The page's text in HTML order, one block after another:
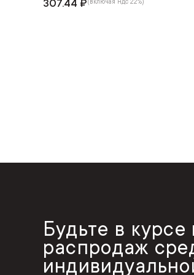
307.44 ₽(включая ндс 22%)
Будьте в
распродаж